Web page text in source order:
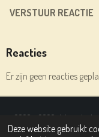
Deze website gebruikt
VERSTUUR REACTIE
Reacties
Er zijn geen reacties
© 2020 - 2026
Powered byJouwWeb